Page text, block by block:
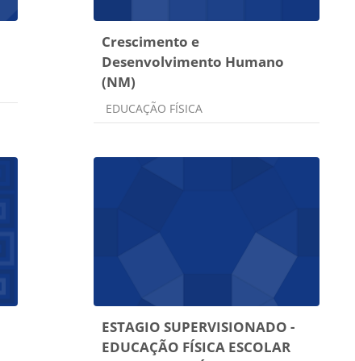
Crescimento e
Desenvolvimento Humano
(NM)
Categoria do curso
EDUCAÇÃO FÍSICA
ESTAGIO SUPERVISIONADO -
EDUCAÇÃO FÍSICA ESCOLAR